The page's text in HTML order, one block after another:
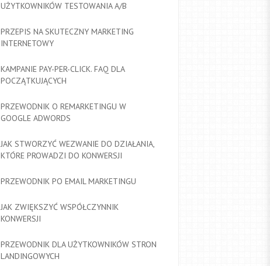
UŻYTKOWNIKÓW TESTOWANIA A/B
PRZEPIS NA SKUTECZNY MARKETING
INTERNETOWY
KAMPANIE PAY-PER-CLICK. FAQ DLA
POCZĄTKUJĄCYCH
PRZEWODNIK O REMARKETINGU W
GOOGLE ADWORDS
JAK STWORZYĆ WEZWANIE DO DZIAŁANIA,
KTÓRE PROWADZI DO KONWERSJI
PRZEWODNIK PO EMAIL MARKETINGU
JAK ZWIĘKSZYĆ WSPÓŁCZYNNIK
KONWERSJI
PRZEWODNIK DLA UŻYTKOWNIKÓW STRON
LANDINGOWYCH